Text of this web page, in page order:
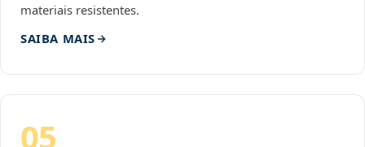
materiais resistentes.
SAIBA MAIS
05